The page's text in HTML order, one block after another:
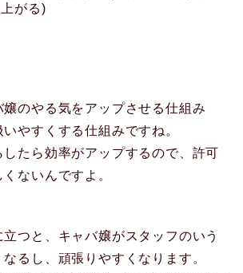
がる)
嬢のやる気をアップさせる仕組み
やすくする仕組みですね。
たら効率がアップするので、許可
ないんですよ。
つと、キャバ嬢がスタッフのいう
るし、頑張りやすくなります。